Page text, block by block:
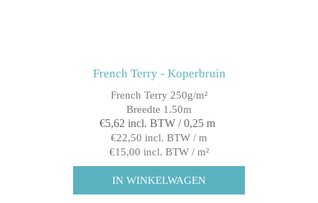
French Terry - Koperbruin
French Terry 250g/m²
Breedte 1.50m
€5,62 incl. BTW / 0,25 m
€22,50 incl. BTW / m
€15,00 incl. BTW / m²